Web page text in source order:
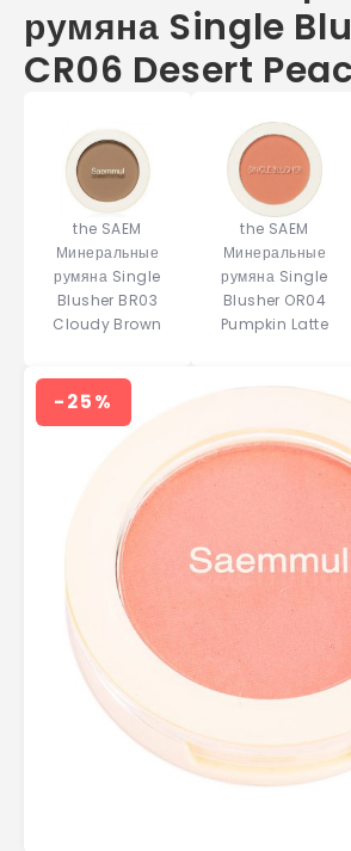
румяна Single
CR06 Desert
the SAEM
Минеральные
румяна Single
Blusher BR03
Cloudy Brown
the SAEM
Минеральные
румяна Single
Blusher OR04
Pumpkin Latte
-25%